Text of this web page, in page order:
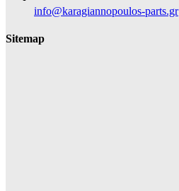
info@karagiannopoulos-parts.gr
Sitemap